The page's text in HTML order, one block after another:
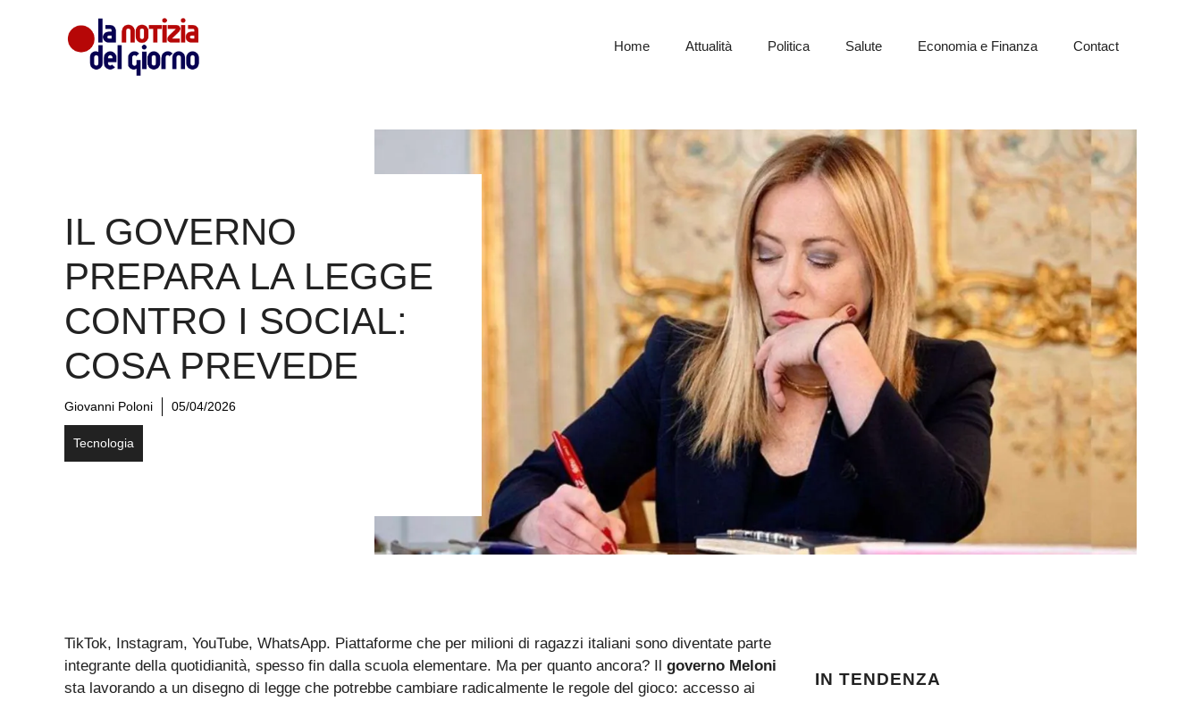
Home Attualità Politica Salute Economia e Finanza Contact
IL GOVERNO
PREPARA LA LEGGE
CONTRO I SOCIAL:
COSA PREVEDE
Giovanni Poloni 05/04/2026
Tecnologia
TikTok, Instagram, YouTube, WhatsApp. Piattaforme che per milioni di ragazzi italiani sono diventate parte
integrante della quotidianità, spesso fin dalla scuola elementare. Ma per quanto ancora? Il governo Meloni
sta lavorando a un disegno di legge che potrebbe cambiare radicalmente le regole del gioco: accesso ai
IN TENDENZA